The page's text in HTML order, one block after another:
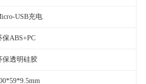
USB充电
保ABS+PC
保透明硅胶